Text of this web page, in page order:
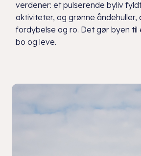
verdener: et pulserende byliv
aktiviteter, og grønne åndehuller,
fordybelse og ro. Det gør byen
bo og leve.